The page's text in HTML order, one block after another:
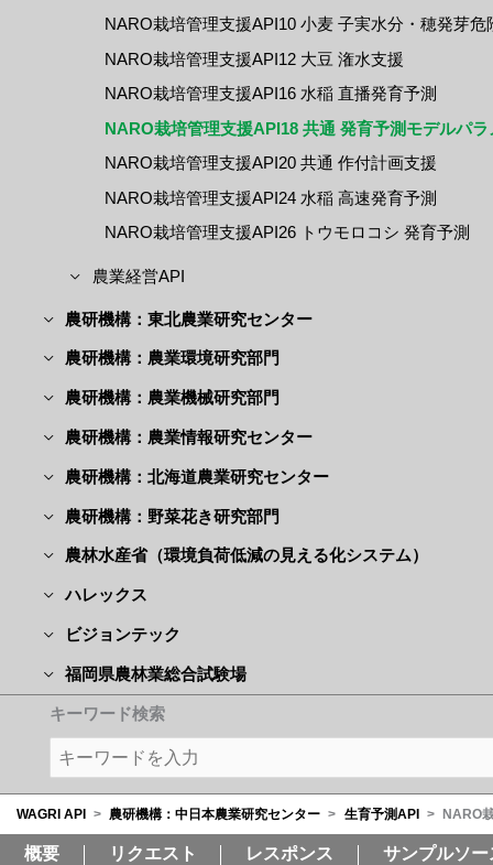
NARO栽培管理支援API10 小麦 子実水分・穂発芽危
NARO栽培管理支援API12 大豆 潅水支援
NARO栽培管理支援API16 水稲 直播発育予測
NARO栽培管理支援API18 共通 発育予測モデルパラ
NARO栽培管理支援API20 共通 作付計画支援
NARO栽培管理支援API24 水稲 高速発育予測
NARO栽培管理支援API26 トウモロコシ 発育予測
農業経営API
農研機構：東北農業研究センター
農研機構：農業環境研究部門
農研機構：農業機械研究部門
農研機構：農業情報研究センター
農研機構：北海道農業研究センター
農研機構：野菜花き研究部門
農林水産省（環境負荷低減の見える化システム）
ハレックス
ビジョンテック
福岡県農林業総合試験場
キーワード検索
WAGRI API > 農研機構：中日本農業研究センター > 生育予測API > NARO
概要 リクエスト レスポンス サンプルソ